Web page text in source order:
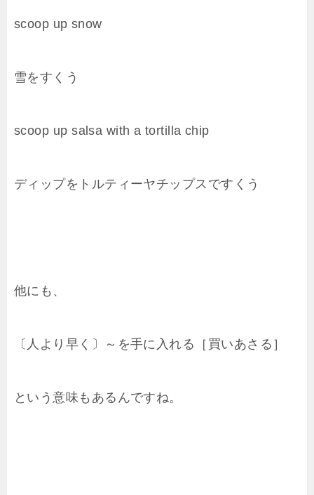
scoop up snow
雪をすくう
scoop up salsa with a tortilla chip
ディップをトルティーヤチップスですくう
他にも、
〔人より早く〕～を手に入れる［買いあさる］
という意味もあるんですね。